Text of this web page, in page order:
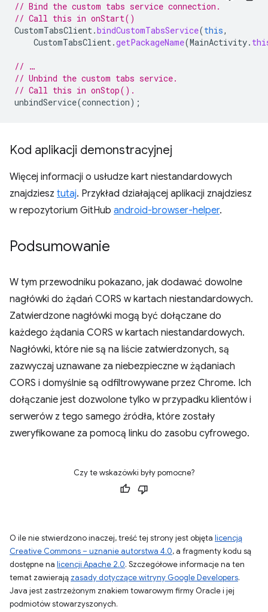
// Bind the custom tabs service connection.
// Call this in onStart()
CustomTabsClient.bindCustomTabsService(this,
CustomTabsClient.getPackageName(MainActivity.
// …
// Unbind the custom tabs service.
// Call this in onStop().
unbindService(connection);
Kod aplikacji demonstracyjnej
Więcej informacji o usłudze kart niestandardowych
znajdziesz tutaj. Przykład działającej aplikacji znajdziesz
w repozytorium GitHub android-browser-helper.
Podsumowanie
W tym przewodniku pokazano, jak dodawać dowolne
nagłówki do żądań CORS w kartach niestandardowych.
Zatwierdzone nagłówki mogą być dołączane do
każdego żądania CORS w kartach niestandardowych.
Nagłówki, które nie są na liście zatwierdzonych, są
zazwyczaj uznawane za niebezpieczne w żądaniach
CORS i domyślnie są odfiltrowywane przez Chrome. Ich
dołączanie jest dozwolone tylko w przypadku klientów i
serwerów z tego samego źródła, które zostały
zweryfikowane za pomocą linku do zasobu cyfrowego.
Czy te wskazówki były pomocne?
O ile nie stwierdzono inaczej, treść tej strony jest objęta licencją
Creative Commons – uznanie autorstwa 4.0, a fragmenty kodu są
dostępne na licencji Apache 2.0. Szczegółowe informacje na ten
temat zawierają zasady dotyczące witryny Google Developers.
Java jest zastrzeżonym znakiem towarowym firmy Oracle i jej
podmiotów stowarzyszonych.